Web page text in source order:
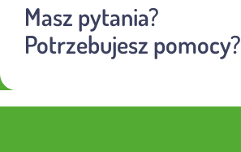
Masz pytania?
Potrzebujesz pomocy?